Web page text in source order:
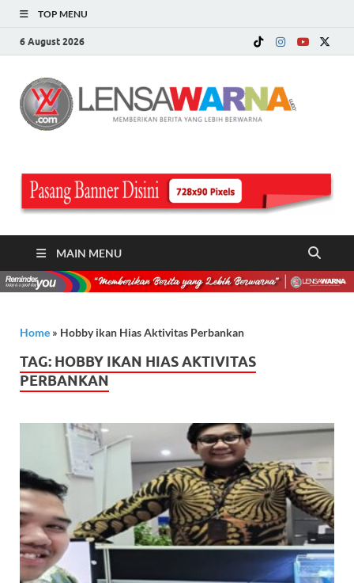
TOP MENU
6 August 2026
MAIN MENU
Home » Hobby ikan Hias Aktivitas Perbankan
TAG: HOBBY IKAN HIAS AKTIVITAS
PERBANKAN